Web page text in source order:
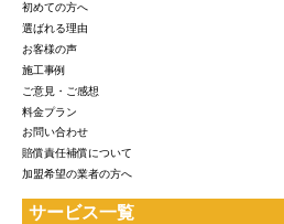
初めての方へ
選ばれる理由
お客様の声
施工事例
ご意見・ご感想
料金プラン
お問い合わせ
賠償責任補償について
加盟希望の業者の方へ
サービス一覧